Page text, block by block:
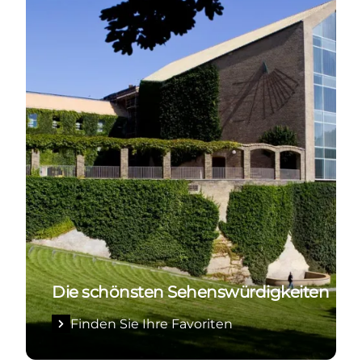
Die schönsten Sehenswürdigkeiten
Finden Sie Ihre Favoriten